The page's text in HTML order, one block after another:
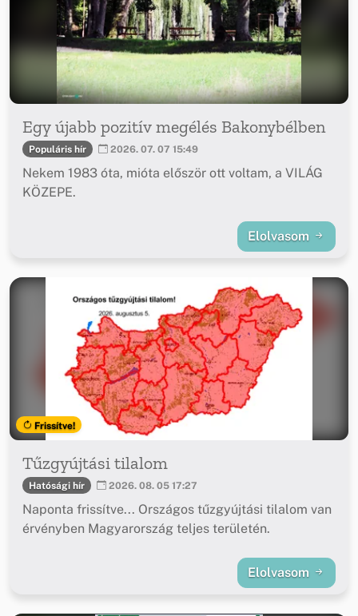
Egy újabb pozitív megélés Bakonybélben
Populáris hír 2026. 07. 07 15:49
Nekem 1983 óta, mióta először ott voltam, a VILÁG
KÖZEPE.
Elolvasom
Frissítve!
Tűzgyújtási tilalom
Hatósági hír 2026. 08. 05 17:27
Naponta frissítve... Országos tűzgyújtási tilalom van
érvényben Magyarország teljes területén.
Elolvasom